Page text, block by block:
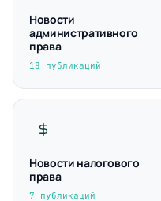
Новости
административного
права
18 публикаций
Новости налогового
права
7 публикаций